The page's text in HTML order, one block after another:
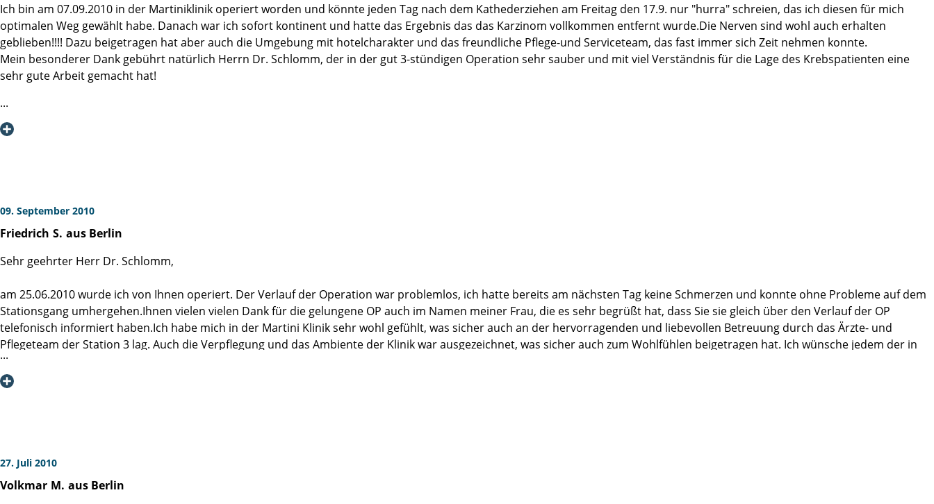
Ich bin am 07.09.2010 in der Martiniklinik operiert worden und könnte jeden Tag nach dem Kathederziehen am Freitag den 17.9. nur "hurra" schreien, das ich diesen für mich
optimalen Weg gewählt habe. Danach war ich sofort kontinent und hatte das Ergebnis das das Karzinom vollkommen entfernt wurde.Die Nerven sind wohl auch erhalten
geblieben!!!! Dazu beigetragen hat aber auch die Umgebung mit hotelcharakter und das freundliche Pflege-und Serviceteam, das fast immer sich Zeit nehmen konnte.
Mein besonderer Dank gebührt natürlich Herrn Dr. Schlomm, der in der gut 3-stündigen Operation sehr sauber und mit viel Verständnis für die Lage des Krebspatienten eine
sehr gute Arbeit gemacht hat!
Danke noch einmal an alle!
09. September 2010
Friedrich S. aus Berlin
Sehr geehrter Herr Dr. Schlomm,
am 25.06.2010 wurde ich von Ihnen operiert. Der Verlauf der Operation war problemlos, ich hatte bereits am nächsten Tag keine Schmerzen und konnte ohne Probleme auf dem
Stationsgang umhergehen.Ihnen vielen vielen Dank für die gelungene OP auch im Namen meiner Frau, die es sehr begrüßt hat, dass Sie sie gleich über den Verlauf der OP
telefonisch informiert haben.Ich habe mich in der Martini Klinik sehr wohl gefühlt, was sicher auch an der hervorragenden und liebevollen Betreuung durch das Ärzte- und
Pflegeteam der Station 3 lag. Auch die Verpflegung und das Ambiente der Klinik war ausgezeichnet, was sicher auch zum Wohlfühlen beigetragen hat. Ich wünsche jedem der in
dieser Situation ist, dass er von der Martiniklinik erfährt. Auch die Anschulßreha in der Hamm Klinik in St-Peter-Ording, hat mir sehr gut getan. Dort habe ich mehrere
Mitpatienten getroffen,die auch in Ihrer Klinik operiert wurden und habe nur Lobeshymnen gehört. Ich werde die Martini Klinik jedem weiterempfehlen.
27. Juli 2010
Volkmar M. aus Berlin